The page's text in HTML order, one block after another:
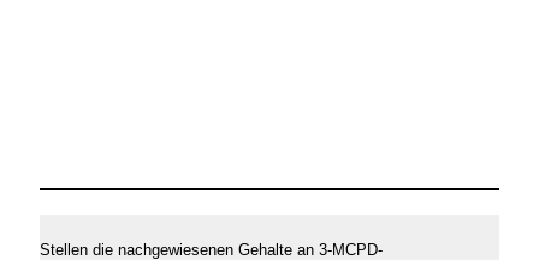
Stellen die nachgewiesenen Gehalte an 3-MCPD-